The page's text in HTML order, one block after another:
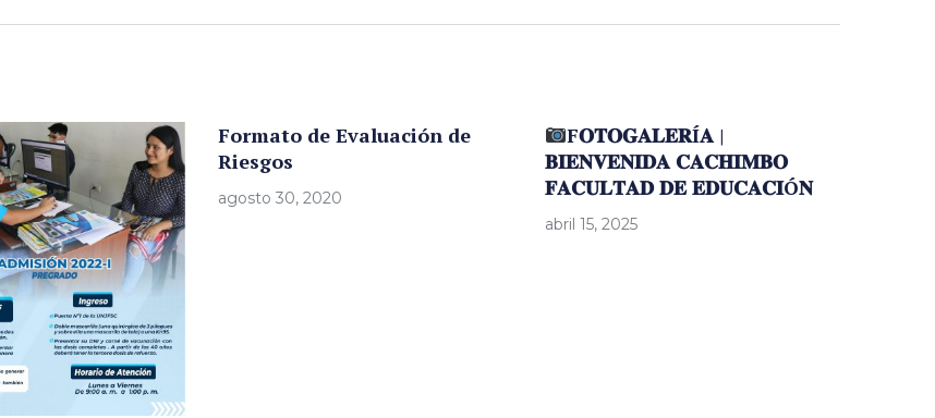
Formato de Evaluación de
Riesgos
agosto 30, 2020
F𝐎𝐓𝐎𝐆𝐀𝐋𝐄𝐑Í𝐀 |
𝐁𝐈𝐄𝐍𝐕𝐄𝐍𝐈𝐃𝐀 𝐂𝐀𝐂𝐇𝐈𝐌𝐁𝐎
𝐅𝐀𝐂𝐔𝐋𝐓𝐀𝐃 𝐃𝐄 𝐄𝐃𝐔𝐂𝐀𝐂𝐈Ó𝐍
abril 15, 2025